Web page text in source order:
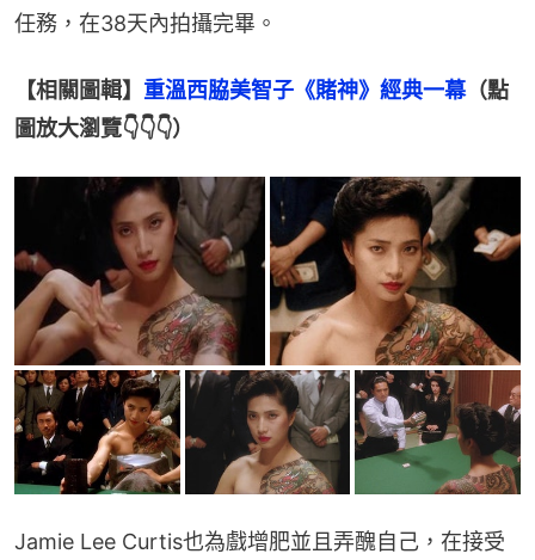
任務，在38天內拍攝完畢。
【相關圖輯】 重溫西脇美智子《賭神》經典一幕（點
圖放大瀏覽👇👇👇）
Jamie Lee Curtis也為戲增肥並且弄醜自己，在接受